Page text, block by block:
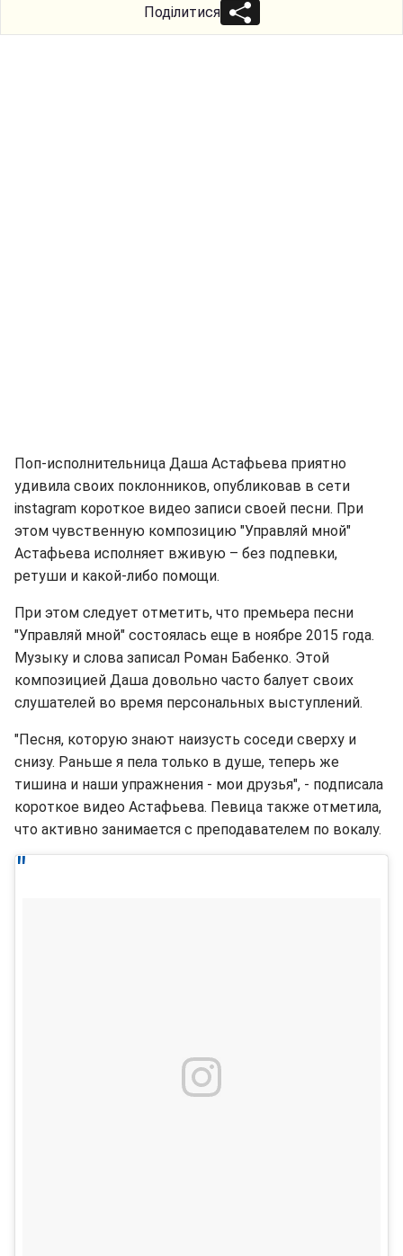
Поділитися
Поп-исполнительница Даша Астафьева приятно
удивила своих поклонников, опубликовав в сети
instagram короткое видео записи своей песни. При
этом чувственную композицию "Управляй мной"
Астафьева исполняет вживую – без подпевки,
ретуши и какой-либо помощи.
При этом следует отметить, что премьера песни
"Управляй мной" состоялась еще в ноябре 2015 года.
Музыку и слова записал Роман Бабенко. Этой
композицией Даша довольно часто балует своих
слушателей во время персональных выступлений.
"Песня, которую знают наизусть соседи сверху и
снизу. Раньше я пела только в душе, теперь же
тишина и наши упражнения - мои друзья", - подписала
короткое видео Астафьева. Певица также отметила,
что активно занимается с преподавателем по вокалу.